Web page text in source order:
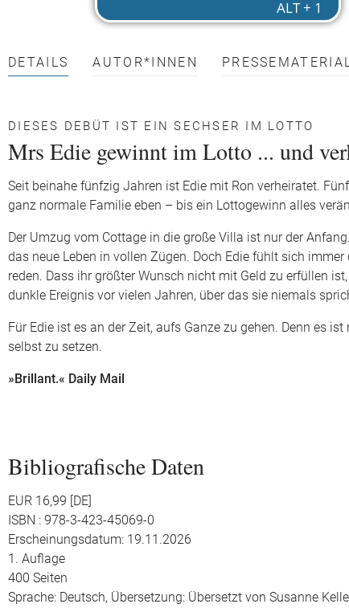
DETAILS AUTOR*INNEN
DIESES DEBÜT IST EIN SECHSER IM LOTTO
Mrs Edie gewinnt im Lotto ... und
Seit beinahe fünfzig Jahren ist Edie mit Ron verheiratet.
ganz normale Familie eben – bis ein Lottogewinn alles
Der Umzug vom Cottage in die große Villa ist nur der
das neue Leben in vollen Zügen. Doch Edie fühlt sich
reden. Dass ihr größter Wunsch nicht mit Geld zu erfüllen
dunkle Ereignis vor vielen Jahren, über das sie niemals
Für Edie ist es an der Zeit, aufs Ganze zu gehen. Denn es
selbst zu setzen.
»Brillant.« Daily Mail
Bibliografische Daten
EUR 16,99 [DE]
ISBN : 978-3-423-45069-0
Erscheinungsdatum: 19.11.2026
1. Auflage
400 Seiten
Sprache: Deutsch, Übersetzung: Übersetzt von Susanne